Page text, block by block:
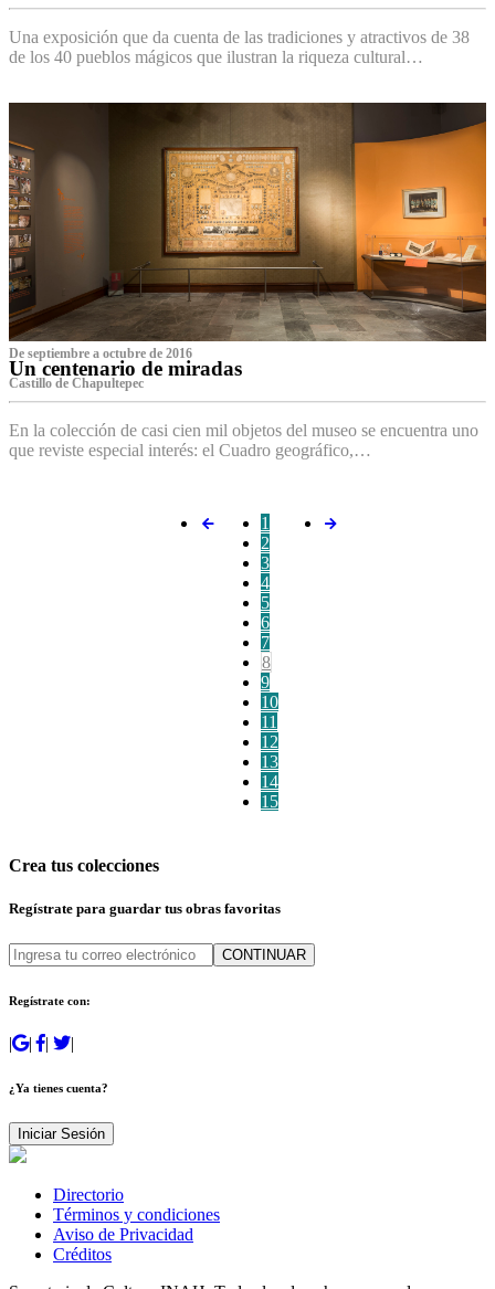
Una exposición que da cuenta de las tradiciones y atractivos de 38
de los 40 pueblos mágicos que ilustran la riqueza cultural…
De septiembre a octubre de 2016
Un centenario de miradas
Castillo de Chapultepec
En la colección de casi cien mil objetos del museo se encuentra uno
que reviste especial interés: el Cuadro geográfico,…
1
2
3
4
5
6
7
8
9
10
11
12
13
14
15
Crea tus colecciones
Regístrate para guardar tus obras favoritas
CONTINUAR
Regístrate con:
|
¿Ya tienes cuenta?
Iniciar Sesión
Directorio
Términos y condiciones
Aviso de Privacidad
Créditos